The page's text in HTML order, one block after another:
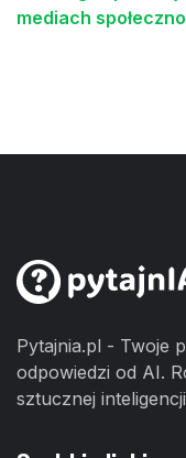
mediach
Pytajnia.pl - Twoje
odpowiedzi od AI.
sztucznej